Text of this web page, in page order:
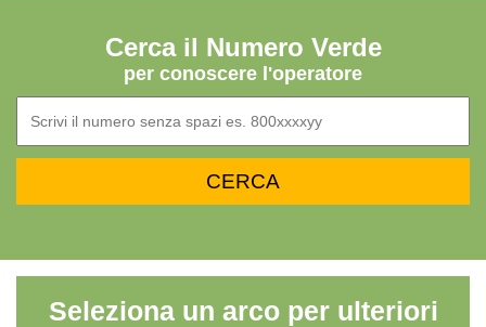
Cerca il Numero Verde
per conoscere l'operatore
Seleziona un arco per ulteriori